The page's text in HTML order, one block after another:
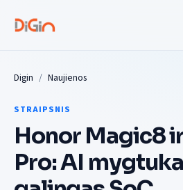
Digin Naujienos
STRAIPSNIS
Honor Magic8
Pro: AI